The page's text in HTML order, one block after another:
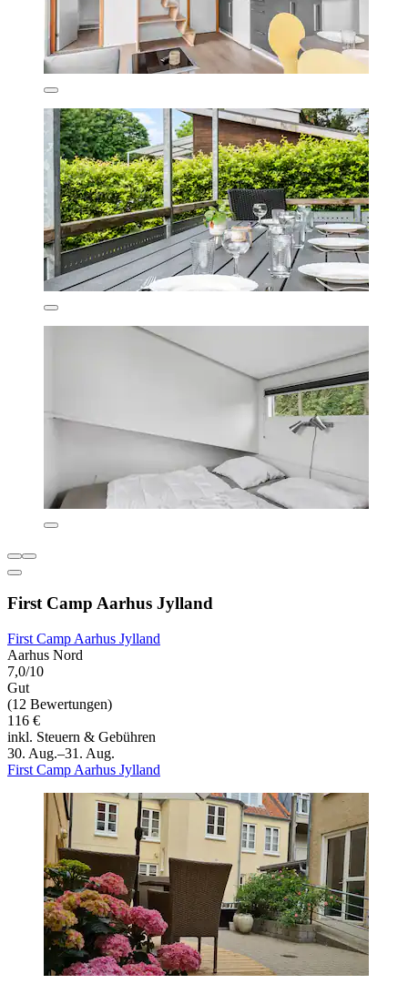
First Camp Aarhus Jylland
First Camp Aarhus Jylland
Aarhus Nord
7,0/10
Gut
(12 Bewertungen)
116 €
inkl. Steuern & Gebühren
30. Aug.–31. Aug.
First Camp Aarhus Jylland